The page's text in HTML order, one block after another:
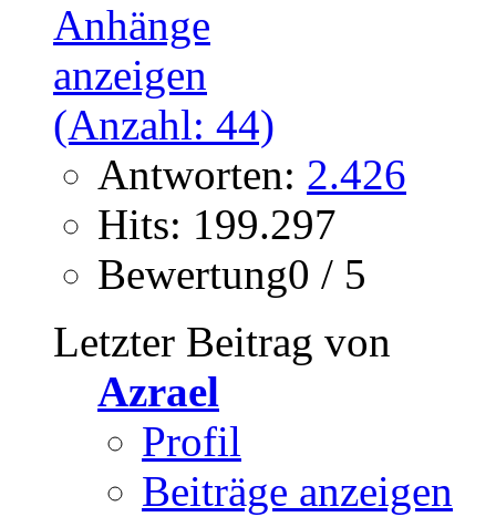
Antworten: 2.426
Hits: 199.297
Bewertung0 / 5
Letzter Beitrag von
Azrael
Profil
Beiträge anzeigen